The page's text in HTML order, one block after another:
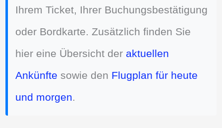
Ihrem Ticket, Ihrer Buchungsbestätigung
oder Bordkarte. Zusätzlich finden Sie
hier eine Übersicht der aktuellen
Ankünfte sowie den Flugplan für heute
und morgen.